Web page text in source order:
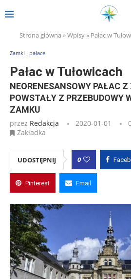
Strona główna »Wpisy» Pałac w
Zamki i pałace
Pałac w Tułowicach
NEORENESANSOWY PAŁAC Z
POWSTAŁY Z PRZEBUDOWY
ZAMKU
przez Redakcja 2020-01-01
Zakładka
UDOSTĘPNIJ 0
Pinterest Email